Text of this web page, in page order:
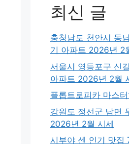
최신 글
충청남도 천안시 동
기 아파트 2026년 2
서울시 영등포구 신
아파트 2026년 2월
플롭트로피카 마스
강원도 정선군 남면
2026년 2월 시세
시부야 센 인기 맛집